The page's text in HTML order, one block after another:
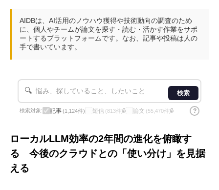
AIDBは、AI活用のノウハウ獲得や技術動向の調査のため
に、個人やチームが論文を探す・読む・活かす作業をサポ
ートするプラットフォームです。なお、記事や投稿は人の
手で書いています。
🔍 検索
検索対象: 記事(1,124件) 短信 (813件)🔒 論文 (55,470件)🔒 ?
ローカルLLM効率の2年間の進化を俯瞰す
る 今後のクラウドとの「使い分け」を見据
える